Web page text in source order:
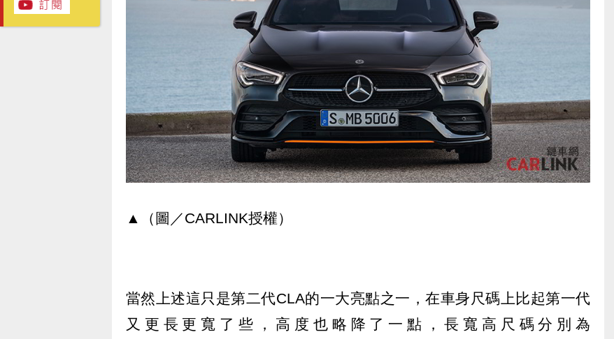
▲（圖／CARLINK授權）
當然上述這只是第二代CLA的一大亮點之一，在車身尺碼上比起第一代
又更長更寬了些，高度也略降了一點，長寬高尺碼分別為